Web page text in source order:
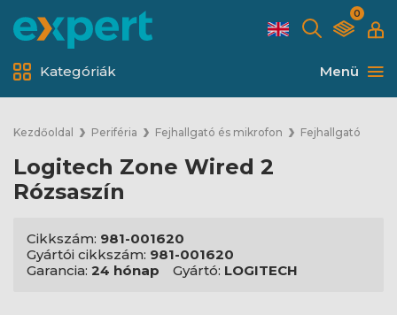
0
Menü
Kategóriák
Kezdőoldal Periféria Fejhallgató és mikrofon Fejhallgató
Logitech Zone Wired 2
Rózsaszín
Cikkszám: 981-001620
Gyártói cikkszám: 981-001620
Garancia: 24 hónap Gyártó: LOGITECH